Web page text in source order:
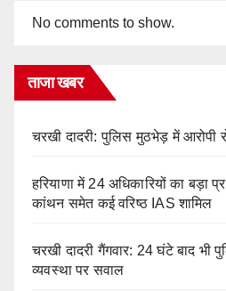
No comments to show.
ताजा खबर
चरखी दादरी: पुलिस मुठभेड़ में आरोपी
हरियाणा में 24 अधिकारियों का बड़ा
कांथन समेत कई वरिष्ठ IAS शामिल
चरखी दादरी गैंगवार: 24 घंटे बाद भी
व्यवस्था पर सवाल